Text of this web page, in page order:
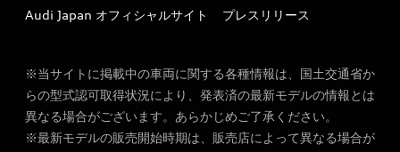
Audi Japan オフィシャルサイト
プレスリリース
※当サイトに掲載中の車両に関する各種情報は、国土交通省か
らの型式認可取得状況により、発表済の最新モデルの情報とは
異なる場合がございます。あらかじめご了承ください。
※最新モデルの販売開始時期は、販売店によって異なる場合が